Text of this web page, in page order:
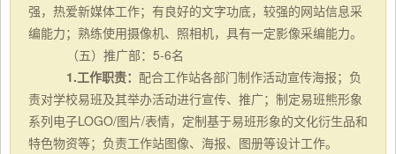
强，热爱新媒体工作；有良好的文字功底，较强的网站信息采
编能力；熟练使用摄像机、照相机，具有一定影像采编能力。
（五）推广部： 5-6名
1.工作职责： 配合工作站各部门制作活动宣传海报；负
责对学校易班及其举办活动进行宣传、推广；制定易班熊形象
系列电子LOGO/图片/表情，定制基于易班形象的文化衍生品和
特色物资等；负责工作站图像、海报、图册等设计工作。